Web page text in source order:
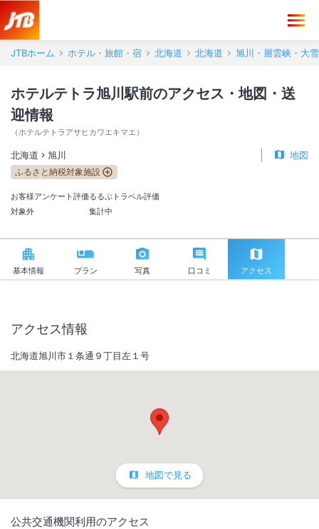
JTBホーム ホテル・旅館・宿 北海道 北海道 旭川・層雲峡・大
ホテルテトラ旭川駅前のアクセス・地図・送
迎情報
（ホテルテトラアサヒカワエキマエ ）
北海道 旭川 地図
ふるさと納税対象施設
お客様アンケート評価
対象外
るるぶトラベル評価
集計中
基本情報 プラン 写真 口コミ アクセス
アクセス情報
北海道旭川市１条通９丁目左１号
地図で見る
公共交通機関利用のアクセス